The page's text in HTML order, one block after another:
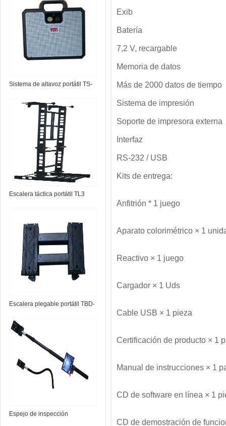
Sistema de altavoz portátil TS-
Escalera táctica portátil TL3
Escalera plegable portátil TBD-
Espejo de inspección
Exib
Batería
7,2 V, recargable
Memoria de datos
Más de 2000 datos de tiempo
Sistema de impresión
Soporte de impresora externa
Interfaz
RS-232 / USB
Kits de entrega:
Anfitrión * 1 juego
Aparato colorimétrico × 1
Reactivo × 1 juego
Cargador × 1 Uds
Cable USB × 1 pieza
Certificación de producto × 1
Manual de instrucciones × 1
CD de software en línea × 1
CD de demostración de